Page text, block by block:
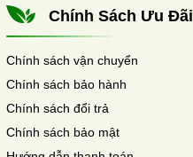
Chính Sách Ưu Đãi
Chính sách vận chuyển
Chính sách bảo hành
Chính sách đổi trả
Chính sách bảo mật